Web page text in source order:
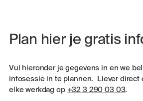
Plan hier je gratis
Vul hieronder je gegevens in en we
infosessie in te plannen. Liever direct
elke werkdag op +32 3 290 03 03.